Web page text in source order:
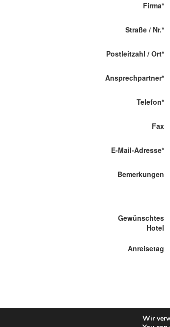
Firma*
Straße / Nr.*
Postleitzahl / Ort*
Ansprechpartner*
Telefon*
Fax
E-Mail-Adresse*
Bemerkungen
Gewünschtes
Hotel
Anreisetag
Wir